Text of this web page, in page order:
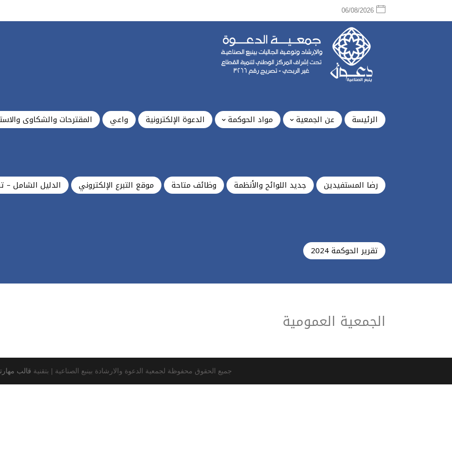
06/08/2026
الرئيسة عن الجمعية مواد الحوكمة الدعوة الإلكترونية واعي المقترحات والشكاوى
رضا المستفيدين جديد اللوائح والأنظمة وظائف متاحة موقع التبرع الإلكتروني الدليل الشامل –
تقرير الحوكمة 2024
الجمعية العمومية
جميع الحقوق محفوظة لجمعية الدعوة والارشادة بينبع الصناعية | بتقنية قالب